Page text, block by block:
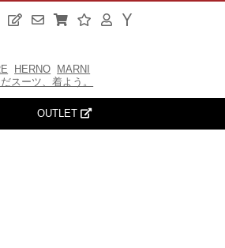
HERNO
MARNI
スーツ、着よう。
OUTLET